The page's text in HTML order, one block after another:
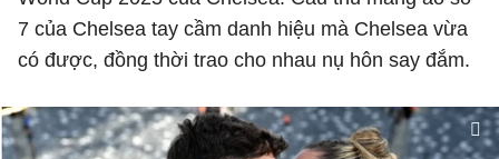
7 của Chelsea tay cầm danh hiệu mà Chelsea vừa
có được, đồng thời trao cho nhau nụ hôn say đắm.